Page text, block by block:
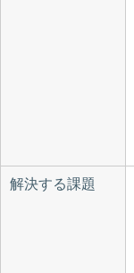
解決する課題